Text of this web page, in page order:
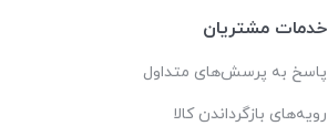
خدمات مشتریان
پاسخ به پرسش‌های متداول
رویه‌های بازگرداندن کالا